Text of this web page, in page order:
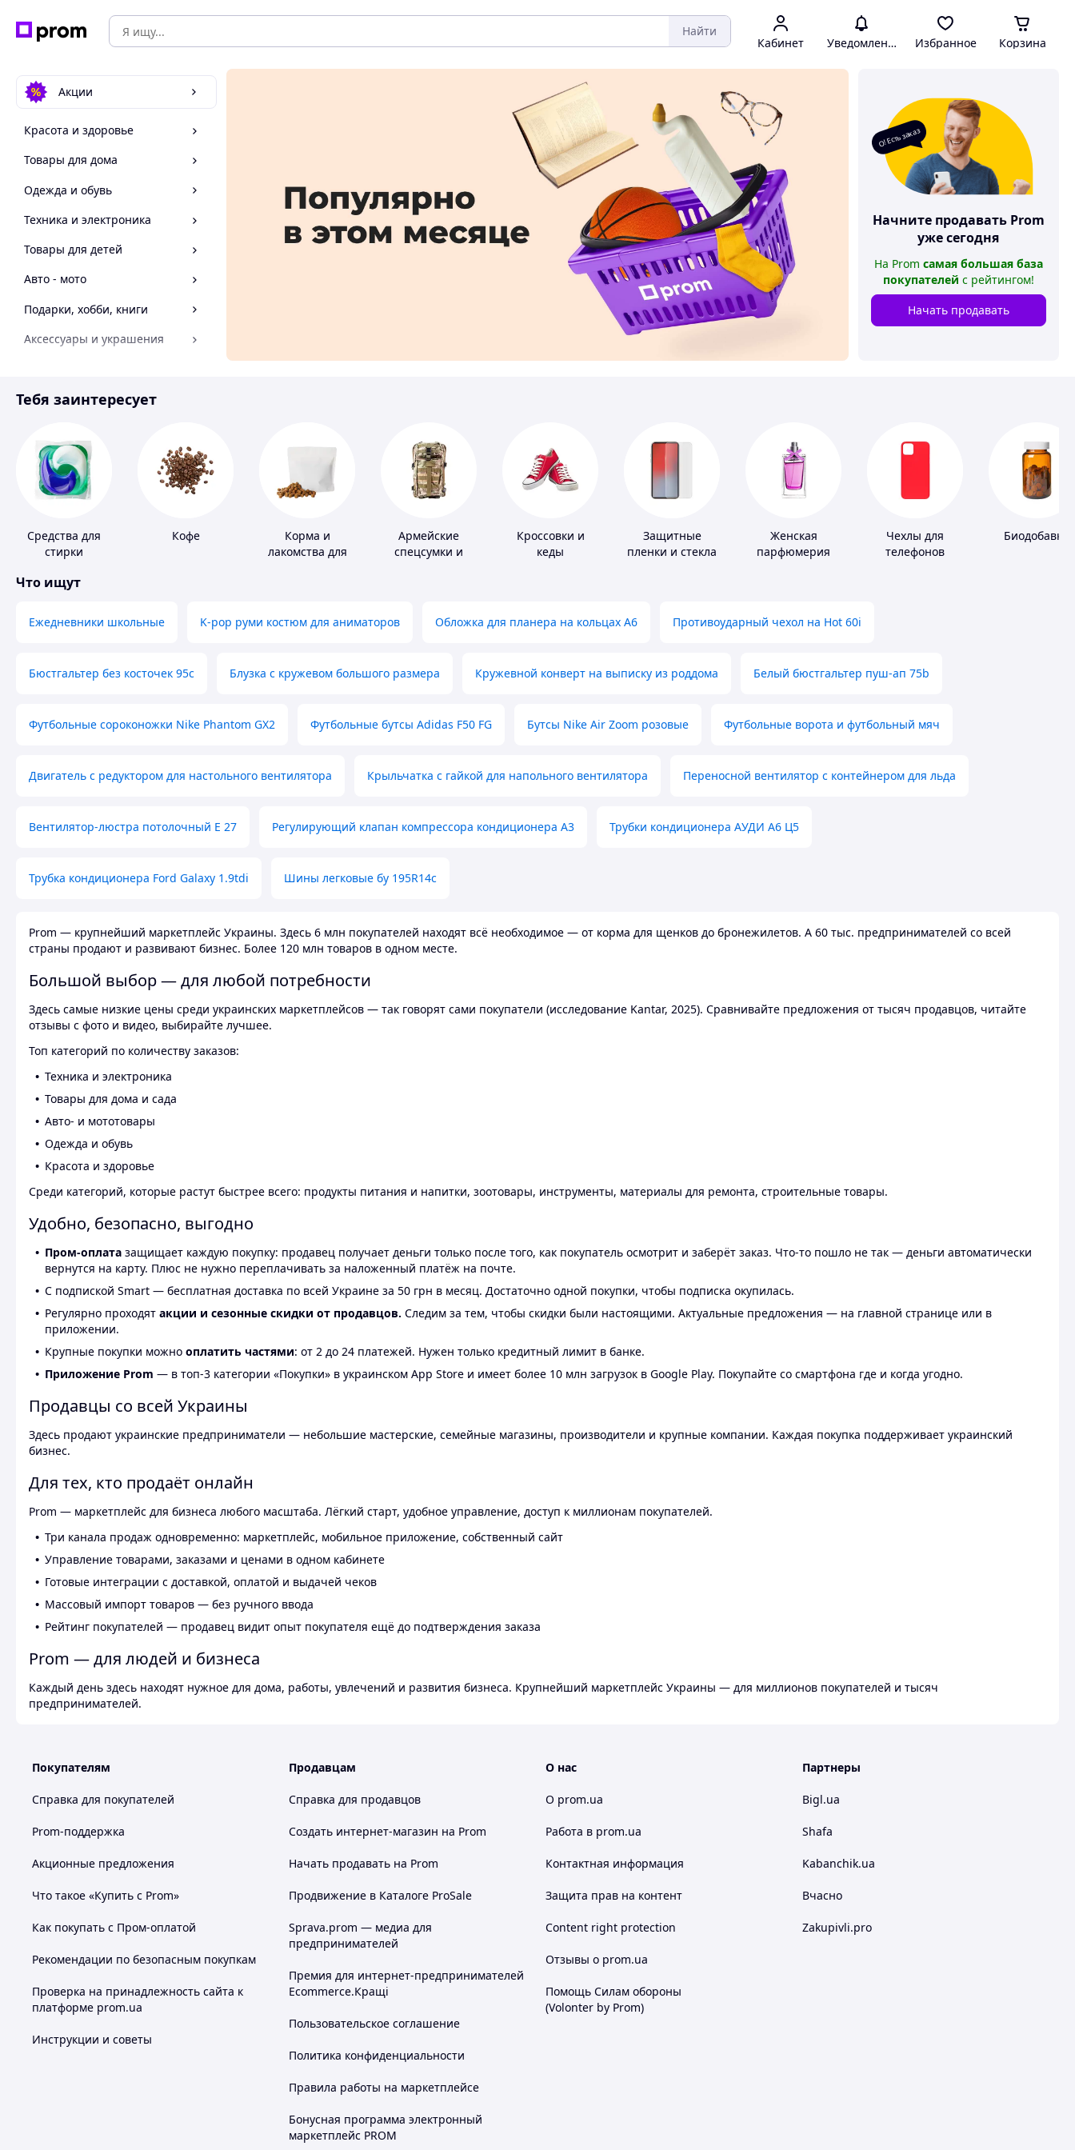
Найти
Кабинет Уведомления Избранное Корзина
Акции
Красота и здоровье
Товары для дома
Одежда и обувь
Техника и электроника
Товары для детей
Авто - мото
Подарки, хобби, книги
Аксессуары и украшения
Спорт и отдых
О! Есть заказ
Начните продавать Prom
уже сегодня
На Prom самая большая база
покупателей с рейтингом!
Начать продавать
Тебя заинтересует
Средства для
стирки
Кофе
Корма и
лакомства для
Армейские
спецсумки и
Кроссовки и
кеды
Защитные
пленки и стекла
Женская
парфюмерия
Чехлы для
телефонов
Биодобавки
Что ищут
Ежедневники школьные K-pop руми костюм для аниматоров Обложка для планера на кольцах А6 Противоударный чехол на Hot 60i
Бюстгальтер без косточек 95с Блузка с кружевом большого размера Кружевной конверт на выписку из роддома Белый бюстгальтер пуш-ап 75b
Футбольные сороконожки Nike Phantom GX2 Футбольные бутсы Adidas F50 FG Бутсы Nike Air Zoom розовые Футбольные ворота и футбольный мяч
Двигатель с редуктором для настольного вентилятора Крыльчатка с гайкой для напольного вентилятора Переносной вентилятор с контейнером для льда
Вентилятор-люстра потолочный E 27 Регулирующий клапан компрессора кондиционера А3 Трубки кондиционера АУДИ А6 Ц5
Трубка кондиционера Ford Galaxy 1.9tdi Шины легковые бу 195R14c
Prom — крупнейший маркетплейс Украины. Здесь 6 млн покупателей находят всё необходимое — от корма для щенков до бронежилетов. А 60 тыс. предпринимателей со всей
страны продают и развивают бизнес. Более 120 млн товаров в одном месте.
Большой выбор — для любой потребности
Здесь самые низкие цены среди украинских маркетплейсов — так говорят сами покупатели (исследование Kantar, 2025). Сравнивайте предложения от тысяч продавцов, читайте
отзывы с фото и видео, выбирайте лучшее.
Топ категорий по количеству заказов:
Техника и электроника
Товары для дома и сада
Авто- и мототовары
Одежда и обувь
Красота и здоровье
Среди категорий, которые растут быстрее всего: продукты питания и напитки, зоотовары, инструменты, материалы для ремонта, строительные товары.
Удобно, безопасно, выгодно
Пром-оплата защищает каждую покупку: продавец получает деньги только после того, как покупатель осмотрит и заберёт заказ. Что-то пошло не так — деньги автоматически
вернутся на карту. Плюс не нужно переплачивать за наложенный платёж на почте.
С подпиской Smart — бесплатная доставка по всей Украине за 50 грн в месяц. Достаточно одной покупки, чтобы подписка окупилась.
Регулярно проходят акции и сезонные скидки от продавцов. Следим за тем, чтобы скидки были настоящими. Актуальные предложения — на главной странице или в
приложении.
Крупные покупки можно оплатить частями: от 2 до 24 платежей. Нужен только кредитный лимит в банке.
Приложение Prom — в топ-3 категории «Покупки» в украинском App Store и имеет более 10 млн загрузок в Google Play. Покупайте со смартфона где и когда угодно.
Продавцы со всей Украины
Здесь продают украинские предприниматели — небольшие мастерские, семейные магазины, производители и крупные компании. Каждая покупка поддерживает украинский
бизнес.
Для тех, кто продаёт онлайн
Prom — маркетплейс для бизнеса любого масштаба. Лёгкий старт, удобное управление, доступ к миллионам покупателей.
Три канала продаж одновременно: маркетплейс, мобильное приложение, собственный сайт
Управление товарами, заказами и ценами в одном кабинете
Готовые интеграции с доставкой, оплатой и выдачей чеков
Массовый импорт товаров — без ручного ввода
Рейтинг покупателей — продавец видит опыт покупателя ещё до подтверждения заказа
Prom — для людей и бизнеса
Каждый день здесь находят нужное для дома, работы, увлечений и развития бизнеса. Крупнейший маркетплейс Украины — для миллионов покупателей и тысяч
предпринимателей.
Покупателям
Справка для покупателей
Prom-поддержка
Акционные предложения
Что такое «Купить с Prom»
Как покупать с Пром-оплатой
Рекомендации по безопасным покупкам
Проверка на принадлежность сайта к
платформе prom.ua
Инструкции и советы
Продавцам
Справка для продавцов
Создать интернет-магазин на Prom
Начать продавать на Prom
Продвижение в Каталоге ProSale
Sprava.prom — медиа для
предпринимателей
Премия для интернет-предпринимателей
Ecommerce.Кращі
Пользовательское соглашение
Политика конфиденциальности
Правила работы на маркетплейсе
Бонусная программа электронный
маркетплейс PROM
О нас
О prom.ua
Работа в prom.ua
Контактная информация
Защита прав на контент
Content right protection
Отзывы о prom.ua
Помощь Силам обороны
(Volonter by Prom)
Партнеры
Bigl.ua
Shafa
Kabanchik.ua
Вчасно
Zakupivli.pro